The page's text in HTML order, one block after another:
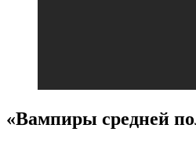
«Вампиры средней